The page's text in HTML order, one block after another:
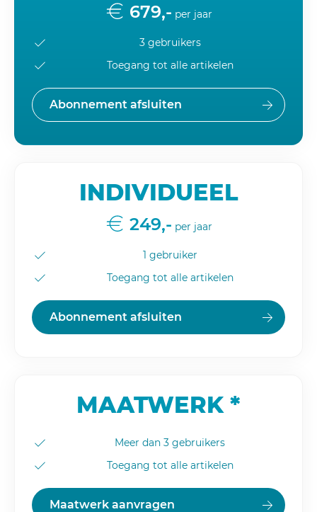
INDIVIDUEEL
249,- per jaar
1 gebruiker
Toegang tot alle artikelen
Abonnement afsluiten
679,- per jaar
3 gebruikers
Toegang tot alle artikelen
Abonnement afsluiten
MAATWERK *
Meer dan 3 gebruikers
Toegang tot alle artikelen
Maatwerk aanvragen